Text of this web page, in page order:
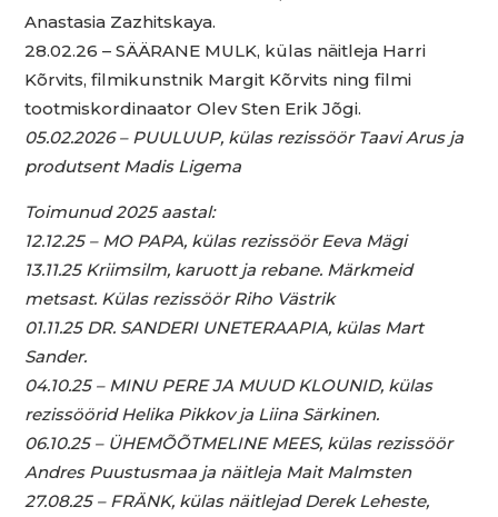
Anastasia Zazhitskaya.
28.02.26 – SÄÄRANE MULK, külas näitleja Harri
Kõrvits, filmikunstnik Margit Kõrvits ning filmi
tootmiskordinaator Olev Sten Erik Jõgi.
05.02.2026 – PUULUUP, külas rezissöör Taavi Arus ja
produtsent Madis Ligema
Toimunud 2025 aastal:
12.12.25 – MO PAPA, külas rezissöör Eeva Mägi
13.11.25 Kriimsilm, karuott ja rebane. Märkmeid
metsast. Külas rezissöör Riho Västrik
01.11.25 DR. SANDERI UNETERAAPIA, külas Mart
Sander.
04.10.25 – MINU PERE JA MUUD KLOUNID, külas
rezissöörid Helika Pikkov ja Liina Särkinen.
06.10.25 – ÜHEMÕÕTMELINE MEES, külas rezissöör
Andres Puustusmaa ja näitleja Mait Malmsten
27.08.25 – FRÄNK, külas näitlejad Derek Leheste,